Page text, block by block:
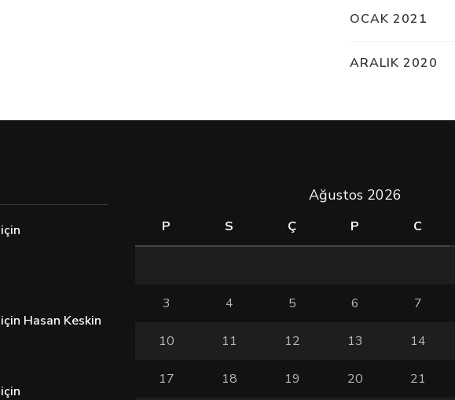
OCAK 2021
ARALIK 2020
için
için Hasan Keskin
için
Ağustos 2026
P S Ç P C
3 4 5 6 7
10 11 12 13 14
17 18 19 20 21